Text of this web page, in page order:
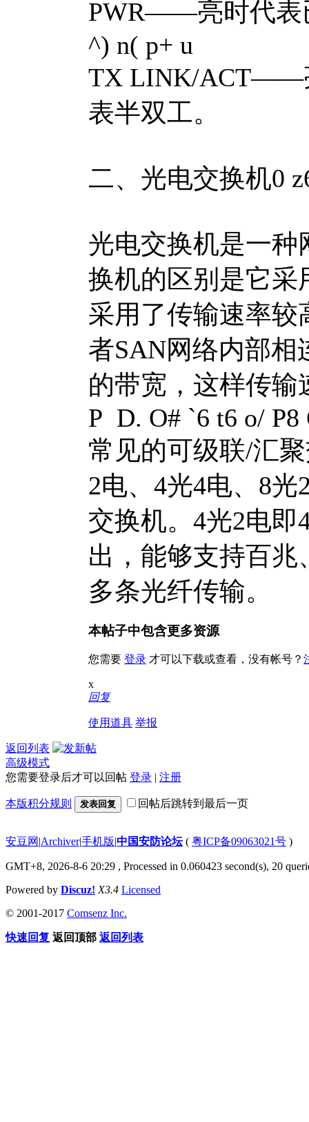
PWR——亮时代表
^) n( p+ u
TX LINK/ACT——
表半双工。
二、光电交换机0
光电交换机是一种
换机的区别是它采
采用了传输速率较
者SAN网络内部
的带宽，这样传
P D. O# `6 t6 o/
常见的可级联/汇
2电、4光4电、8光
交换机。4光2电即
出，能够支持百
多条光纤传输。
本帖子中包含更多资源
您需要 登录 才可以下载或查看，没有帐号？
x
回复
使用道具 举报
返回列表
高级模式
您需要登录后才可以回帖 登录 | 注册
本版积分规则 发表回复 回帖后跳转到最后一页
安豆网 |Archiver|手机版|中国安防论坛( 粤ICP备09063021号 )
GMT+8, 2026-8-6 20:29 , Processed in 0.060423 second(s), 20
Powered by Discuz! X3.4 Licensed
© 2001-2017 Comsenz Inc.
快速回复 返回顶部 返回列表